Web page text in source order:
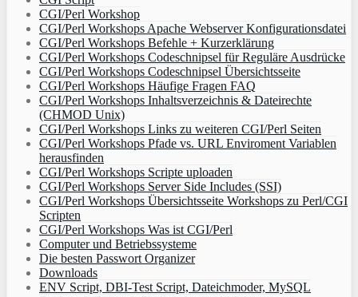
CGI/Perl Workshop
CGI/Perl Workshops Apache Webserver Konfigurationsdatei
CGI/Perl Workshops Befehle + Kurzerklärung
CGI/Perl Workshops Codeschnipsel für Reguläre Ausdrücke
CGI/Perl Workshops Codeschnipsel Übersichtsseite
CGI/Perl Workshops Häufige Fragen FAQ
CGI/Perl Workshops Inhaltsverzeichnis & Dateirechte
(CHMOD Unix)
CGI/Perl Workshops Links zu weiteren CGI/Perl Seiten
CGI/Perl Workshops Pfade vs. URL Enviroment Variablen
herausfinden
CGI/Perl Workshops Scripte uploaden
CGI/Perl Workshops Server Side Includes (SSI)
CGI/Perl Workshops Übersichtsseite Workshops zu Perl/CGI
Scripten
CGI/Perl Workshops Was ist CGI/Perl
Computer und Betriebssysteme
Die besten Passwort Organizer
Downloads
ENV Script, DBI-Test Script, Dateichmoder, MySQL